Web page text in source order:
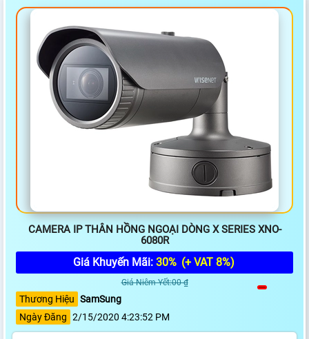
CAMERA IP THÂN HỒNG NGOẠI DÒNG X SERIES XNO-
6080R
Giá Khuyến Mãi: 30% (+ VAT 8%)
Giá Niêm Yết:00 ₫
Thương Hiệu SamSung
Ngày Đăng 2/15/2020 4:23:52 PM